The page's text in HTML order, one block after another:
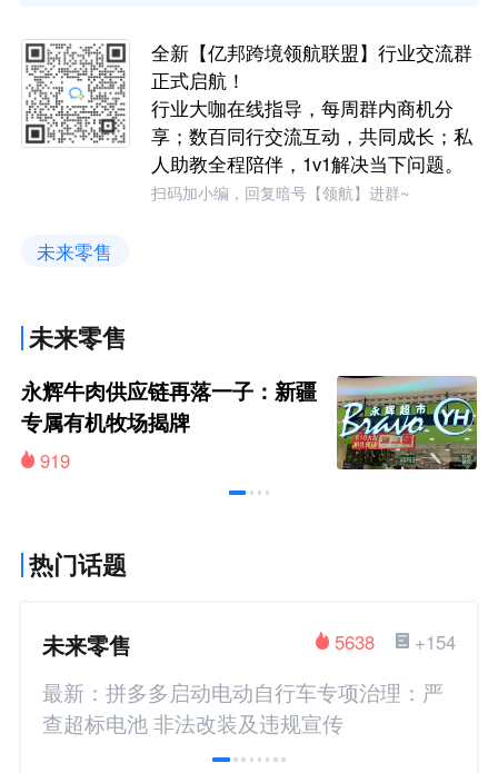
全新【亿邦跨境领航联盟】行业交流群
正式启航！
行业大咖在线指导，每周群内商机分
享；数百同行交流互动，共同成长；私
人助教全程陪伴，1v1解决当下问题。
扫码加小编，回复暗号【领航】进群~
未来零售
未来零售
永辉牛肉供应链再落一子：新疆
专属有机牧场揭牌
919
热门话题
未来零售 +154
5638
最新：拼多多启动电动自行车专项治理：严
查超标电池 非法改装及违规宣传